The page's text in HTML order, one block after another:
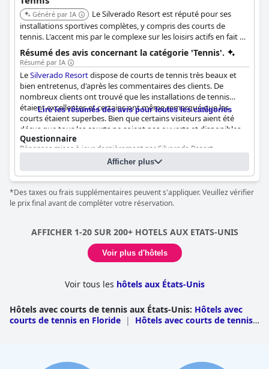
Généré par IA
Le Silverado Resort est réputé pour ses
installations sportives complètes, y compris des courts de
tennis. L'accent mis par le complexe sur les loisirs actifs en fait un
excellent choix.
Résumé des avis concernant la catégorie 'Tennis'.
Résumé par IA
LeSilverado Resortdispose de courts de tennis très beaux et
bien entretenus, d'après les commentaires des clients. De
nombreux clients ont trouvé que les installations de tennis
étaient excellentes et certains ont même remarqué que les
courts étaient superbes. Bien que certains visiteurs aient été
déçus que tous les courts ne soient pas ouverts et disponibles
pendant leur séjour, ceux qui ont pu jouer ont été
impressionnés par la qualité des courts et des machines de
tennis disponibles. Dans l'ensemble, les amateurs de tennis
trouveront leur bonheur auSilverado Resort.
Lire les résumés des avis pour toutes les catégories
Questionnaire
Réponses mises à jour dernièrement par Silverado Resort
Nombre de courts de tennis 9
Nombre de courts de tennis éclairés 3
Court(s) de tennis :
Asphalte (agrégat lié au bitume). Nombre de court :
Afficher plus
*Des taxes ou frais supplémentaires peuvent s'appliquer. Veuillez vérifier
le prix final avant de compléter votre réservation.
AFFICHER 1-20 SUR 200+ HOTELS AUX ETATS-UNIS
Voir plus d'hôtels
Voir tous les hôtels aux États-Unis
Hôtels avec courts de tennis aux États-Unis: Hôtels avec
courts de tennis en Floride |
Hôtels avec courts de tennis
| Hôtels avec courts de tennis en Caroline du